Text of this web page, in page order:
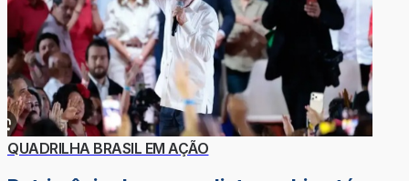
QUADRILHA BRASIL EM AÇÃO